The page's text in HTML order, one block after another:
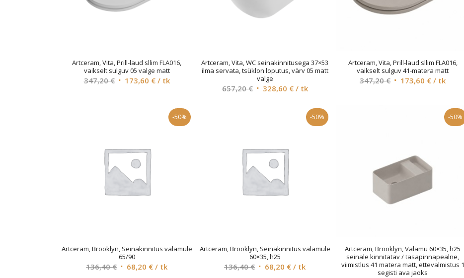
Artceram, Vita, Prill-laud sllim FLA016,
vaikselt sulguv 05 valge matt
347,20€ Original
173,60 €Current
173,60 €.
/ tk
Artceram, Vita, WC seinakinnitusega 37×53
ilma servata, tsüklon loputus, värv 05 matt
valge
657,20€ Original
328,60 €Current
328,60 €.
/ tk
Artceram, Vita, Prill-laud sllim FLA016,
vaikselt sulguv 41-matera matt
347,20€ Original
173,60 €Current
173,60 €.
/ tk
Artceram, Brooklyn, Seinakinnitus valamule
65/90
136,40€ Original
68,20 €Current
/ tk
-50%
Artceram, Brooklyn, Seinakinnitus valamule
60×35, h25
136,40€ Original
68,20 €Current
/ tk
-50%
Artceram, Brooklyn, Valamu 60×35, h25
seinale kinnitatav / tasapinnapealne,
viimistlus 41 matera matt, ettevalmistus 1
segisti ava jaoks
-50%